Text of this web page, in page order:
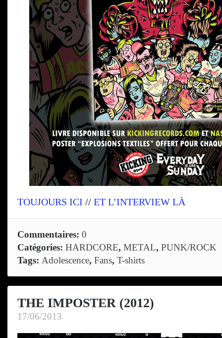
TOUJOURS ICI // ET L’INTERVIEW LÀ
Commentaires: 0
Catégories: HARDCORE, METAL, PUNK/ROCK
Tags: Adolescence, Fans, T-shirts
THE IMPOSTER (2012)
17/06/2013